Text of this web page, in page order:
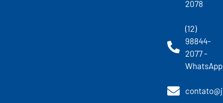
2078
(12)
98844-
2077 -
WhatsApp